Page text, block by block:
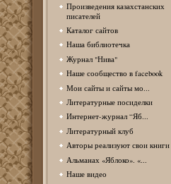
Произведения казахстанских
писателей
Каталог сайтов
Наша библиотечка
Журнал "Нива"
Наше сообщество в facebook
Мои сайты и сайты мо...
Литературные посиделки
Интернет-журнал “Яб...
Литературный клуб
Авторы реализуют свои книги
Альманах «Яблоко». «...
Наше видео